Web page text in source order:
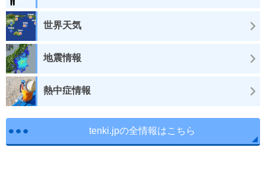
世界天気
地震情報
熱中症情報
tenki.jpの全情報はこちら